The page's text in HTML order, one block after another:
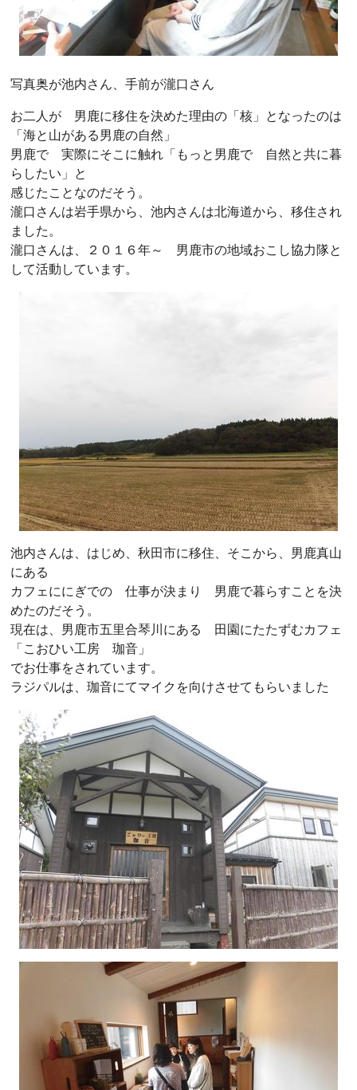
写真奥が池内さん、手前が瀧口さん
お二人が 男鹿に移住を決めた理由の「核」となったのは
「海と山がある男鹿の自然」
男鹿で 実際にそこに触れ「もっと男鹿で 自然と共に暮
らしたい」と
感じたことなのだそう。
瀧口さんは岩手県から、池内さんは北海道から、移住され
ました。
瀧口さんは、２０１６年～ 男鹿市の地域おこし協力隊と
して活動しています。
池内さんは、はじめ、秋田市に移住、そこから、男鹿真山
にある
カフェににぎでの 仕事が決まり 男鹿で暮らすことを決
めたのだそう。
現在は、男鹿市五里合琴川にある 田園にたたずむカフェ
「こおひい工房 珈音」
でお仕事をされています。
ラジパルは、珈音にてマイクを向けさせてもらいました